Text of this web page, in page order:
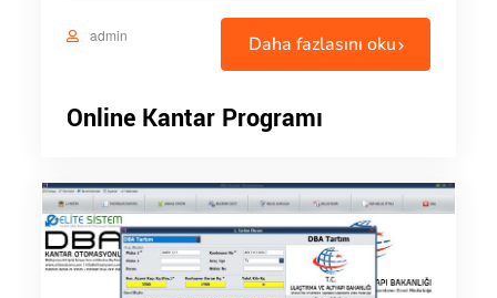
admin Daha fazlasını oku
Online Kantar Programı